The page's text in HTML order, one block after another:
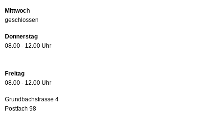
Mittwoch
geschlossen
Donnerstag
08.00 - 12.00 Uhr
Freitag
08.00 - 12.00 Uhr
Grundbachstrasse 4
Postfach 98